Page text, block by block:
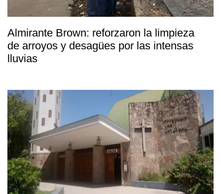
Almirante Brown: reforzaron la limpieza
de arroyos y desagües por las intensas
lluvias